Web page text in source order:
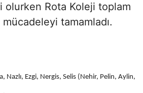
olurken Rota Koleji toplam
mücadeleyi tamamladı.
Nazlı, Ezgi, Nergis, Selis (Nehir, Pelin, Aylin,